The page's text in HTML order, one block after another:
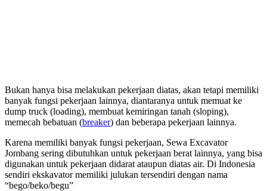
Bukan hanya bisa melakukan pekerjaan diatas, akan tetapi memiliki
banyak fungsi pekerjaan lainnya, diantaranya untuk memuat ke
dump truck (loading), membuat kemiringan tanah (sloping),
memecah bebatuan (breaker) dan beberapa pekerjaan lainnya.
Karena memiliki banyak fungsi pekerjaan, Sewa Excavator
Jombang sering dibutuhkan untuk pekerjaan berat lainnya, yang bisa
digunakan untuk pekerjaan didarat ataupun diatas air. Di Indonesia
sendiri ekskavator memiliki julukan tersendiri dengan nama
“bego/beko/begu”